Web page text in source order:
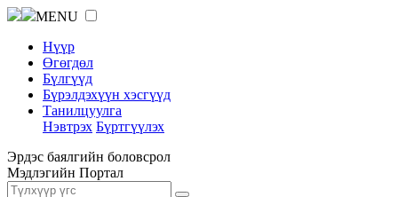
MENU
Нүүр
Өгөгдөл
Бүлгүүд
Бүрэлдэхүүн хэсгүүд
Танилцуулга
Нэвтрэх Бүртгүүлэх
Эрдэс баялгийн боловсрол
Мэдлэгийн Портал